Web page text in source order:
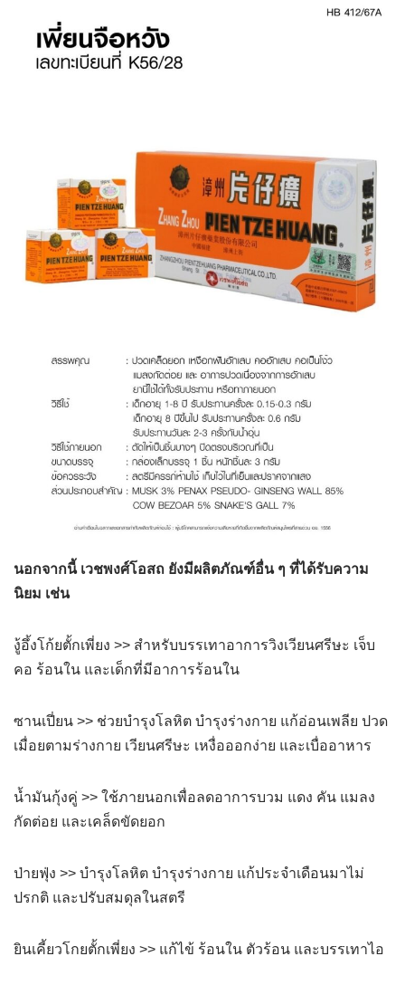
นอกจากนี้ เวชพงศ์โอสถ ยังมีผลิตภัณฑ์อื่น ๆ ที่ได้รับความ
นิยม เช่น
งู้อึ้งโก้ยตั้กเพี่ยง >> สำหรับบรรเทาอาการวิงเวียนศรีษะ เจ็บ
คอ ร้อนใน และเด็กที่มีอาการร้อนใน
ซานเปี่ยน >> ช่วยบำรุงโลหิต บำรุงร่างกาย แก้อ่อนเพลีย ปวด
เมื่อยตามร่างกาย เวียนศรีษะ เหงื่อออกง่าย และเบื่ออาหาร
น้ำมันกุ้งคู่ >> ใช้ภายนอกเพื่อลดอาการบวม แดง คัน แมลง
กัดต่อย และเคล็ดขัดยอก
ป่ายฟุ่ง >> บำรุงโลหิต บำรุงร่างกาย แก้ประจำเดือนมาไม่
ปรกติ และปรับสมดุลในสตรี
ยินเคี้ยวโกยตั้กเพี่ยง >> แก้ไข้ ร้อนใน ตัวร้อน และบรรเทาไอ